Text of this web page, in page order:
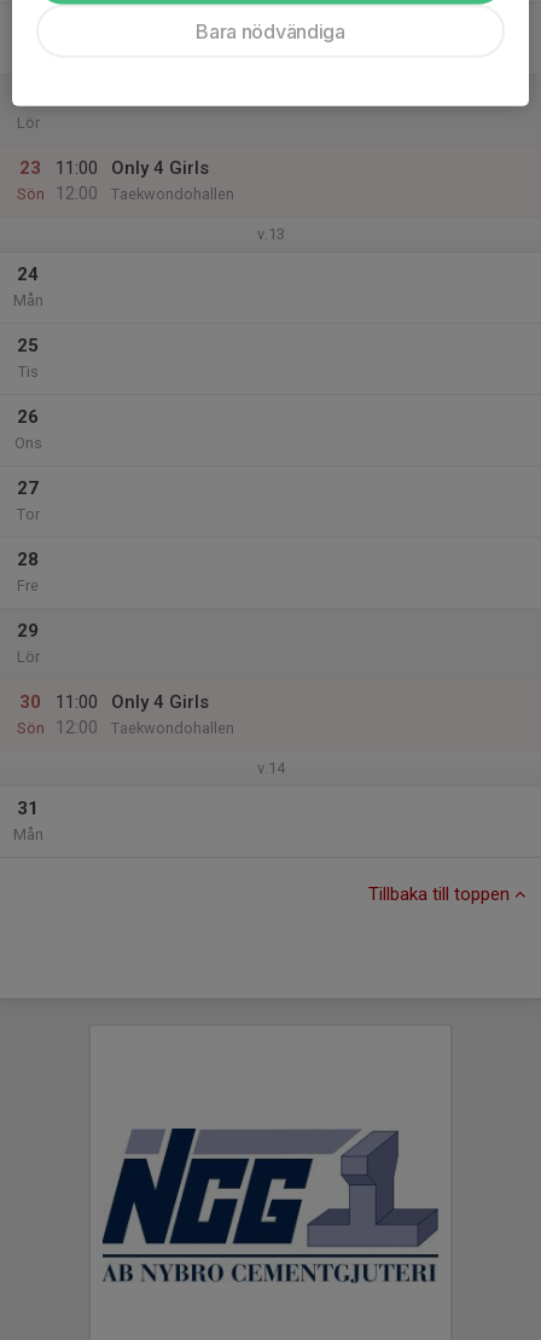
Lör
23
Sön
11:00
12:00
Only 4 Girls
Taekwondohallen
v.13
24
Mån
25
Tis
26
Ons
27
Tor
28
Fre
29
Lör
30
Sön
11:00
12:00
Only 4 Girls
Taekwondohallen
v.14
31
Mån
Tillbaka till toppen
Bara nödvändiga